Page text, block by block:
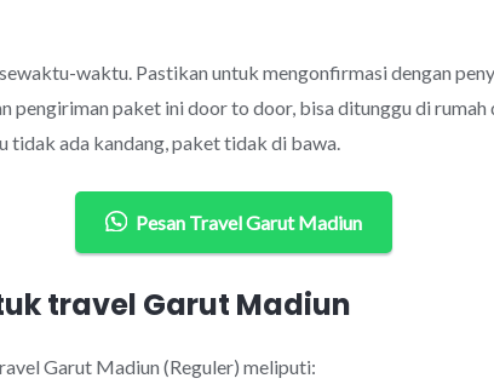
waktu. Pastikan untuk mengonfirmasi dengan
pengiriman paket ini door to door, bisa ditunggu di
tidak ada kandang, paket tidak di bawa.
Pesan Travel Garut Madiun
travel Garut Madiun
Garut Madiun (Reguler) meliputi: